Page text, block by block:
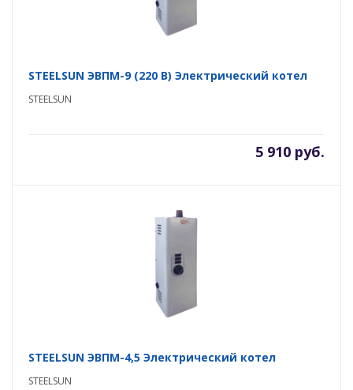
STEELSUN ЭВПМ-9 (220 В) Электрический котел
STEELSUN
5 910 руб.
STEELSUN ЭВПМ-4,5 Электрический котел
STEELSUN